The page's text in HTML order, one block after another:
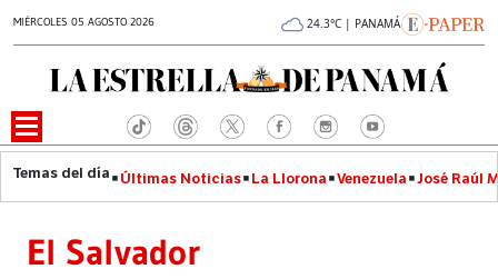
MIÉRCOLES 05 AGOSTO 2026 24.3°C | PANAMÁ
Últimas Noticias La Llorona Venezuela José Raúl
El Salvador